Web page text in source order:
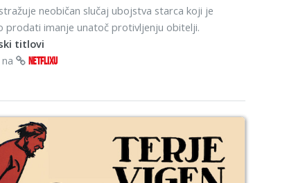
neobičan slučaj ubojstva starca koji je
prodati imanje unatoč protivljenju obitelji.
titlovi
na
NETFLIXU